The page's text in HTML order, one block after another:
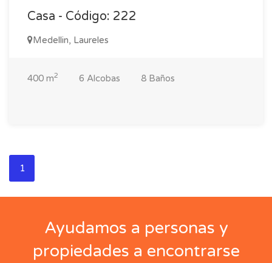
Casa - Código: 222
Medellin, Laureles
400 m2 6 Alcobas 8 Baños
1
Ayudamos a personas y
propiedades a encontrarse